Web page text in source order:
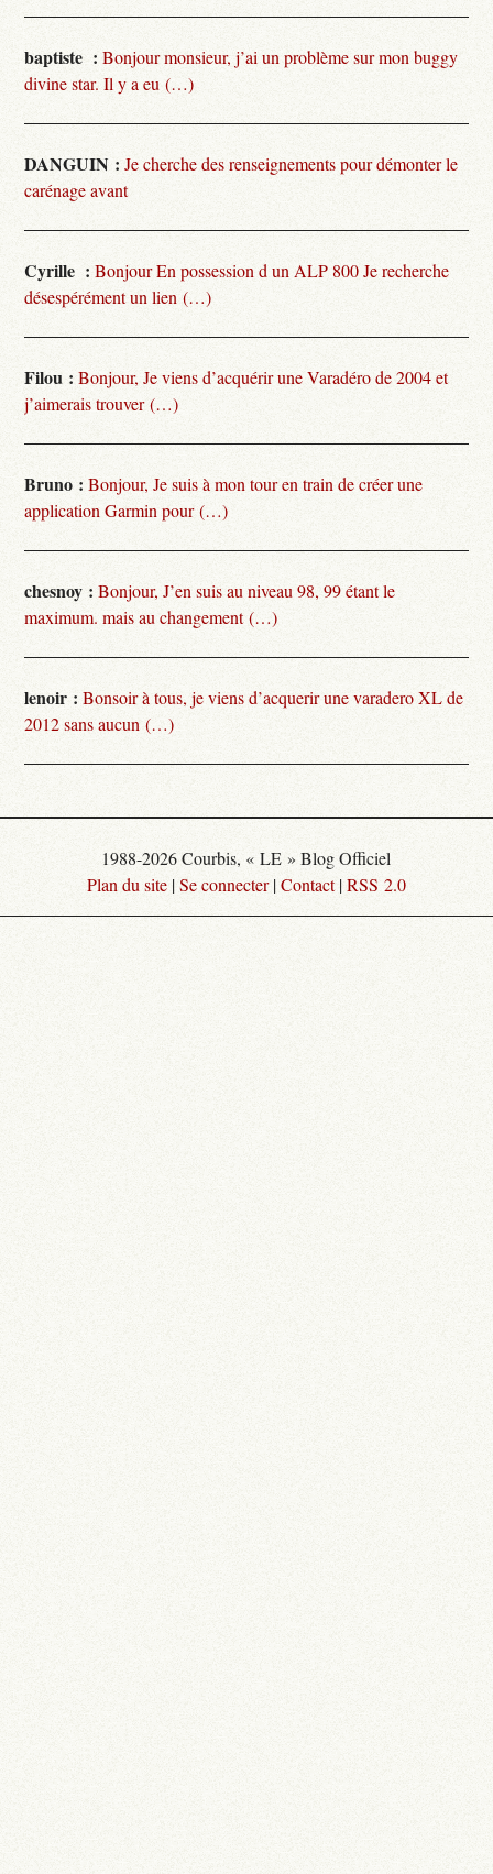
baptiste : Bonjour monsieur, j’ai un problème sur mon buggy
divine star. Il y a eu (…)
DANGUIN : Je cherche des renseignements pour démonter le
carénage avant
Cyrille : Bonjour En possession d un ALP 800 Je recherche
désespérément un lien (…)
Filou : Bonjour, Je viens d’acquérir une Varadéro de 2004 et
j’aimerais trouver (…)
Bruno : Bonjour, Je suis à mon tour en train de créer une
application Garmin pour (…)
chesnoy : Bonjour, J’en suis au niveau 98, 99 étant le
maximum. mais au changement (…)
lenoir : Bonsoir à tous, je viens d’acquerir une varadero XL de
2012 sans aucun (…)
1988-2026 Courbis, « LE » Blog Officiel
Plan du site |Se connecter|Contact|RSS 2.0